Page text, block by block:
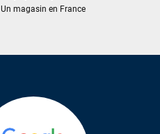
Un magasin en France